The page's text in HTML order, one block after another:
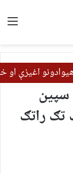
اغیزې او
سپین
تګ راتګ